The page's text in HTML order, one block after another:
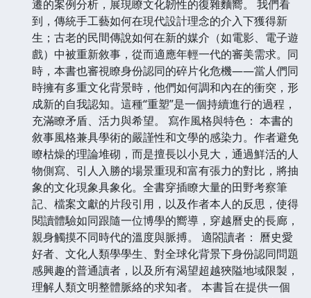
遷的案例分析，展現瞭文化韌性的復雜麵嚮。 我們看
到，傳統手工藝如何在現代設計理念的介入下獲得新
生；古老的民間傳說如何在新的媒介（如電影、電子遊
戲）中被重新敘事，從而適應年輕一代的審美需求。同
時，本書也審視瞭身份認同的碎片化危機——當人們同
時擁有多重文化背景時，他們如何調和內在的衝突，形
成新的自我認知。這種“重塑”是一個持續進行的過程，
充滿瞭矛盾、活力與希望。 寫作風格與特色： 本書的
敘事風格兼具學術的嚴謹性和文學的感染力。作者避免
瞭枯燥的理論堆砌，而是擅長以小見大，通過鮮活的人
物側寫、引人入勝的場景重現和富有張力的對比，將抽
象的文化現象具象化。全書穿插瞭大量的田野考察筆
記、檔案文獻的片段引用，以及作者本人的反思，使得
閱讀體驗如同跟隨一位博學的嚮導，穿越曆史的長廊，
親身觸摸不同時代的溫度與脈搏。 適閤讀者： 曆史愛
好者、文化人類學學生、對全球化背景下身份認同問題
感興趣的普通讀者，以及所有渴望超越狹隘地域限製，
理解人類文明整體脈絡的求知者。 本書旨在提供一個